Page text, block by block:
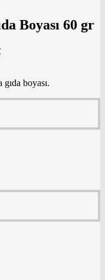
Boyası 60 gr
boyası.